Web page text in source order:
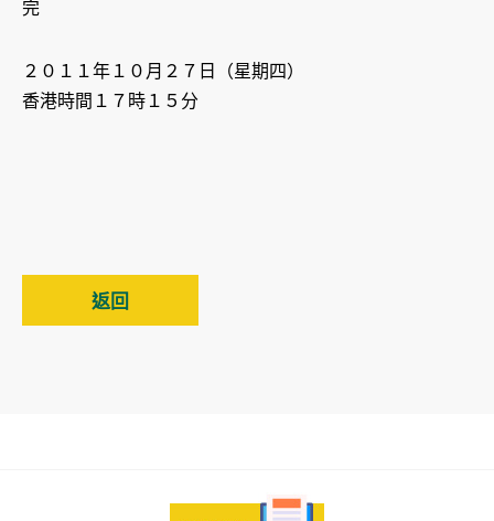
完
２０１１年１０月２７日（星期四）
香港時間１７時１５分
返回